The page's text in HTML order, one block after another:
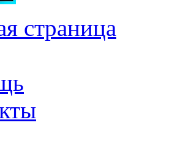
страница